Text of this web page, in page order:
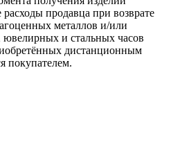
продавца при возврате
металлов и/или
и стальных часов
дистанционным
покупателем.